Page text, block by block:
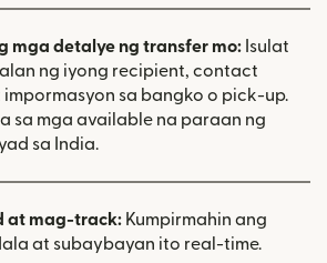
mga detalye ng transfer mo: Isulat
ng iyong recipient, contact
sa bangko o pick-up.
sa mga available na paraan ng
sa India.
at mag-track: Kumpirmahin ang
at subaybayan ito real-time.